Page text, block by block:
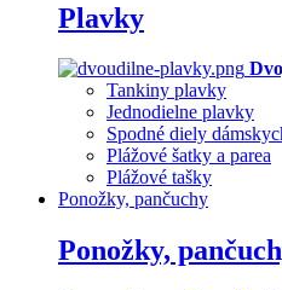
Plavky
Tankiny plavky
Jednodielne plavky
Spodné diely
Plážové šatky a parea
Plážové tašky
Ponožky, pančuchy
Ponožky,